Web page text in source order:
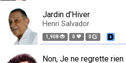
Jardin d'Hiver
Henri Salvador
1,908 0 0
Non, Je ne regrette rien